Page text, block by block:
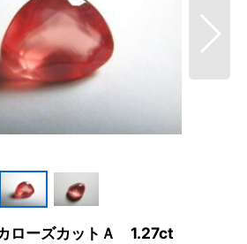
ローズカットＡ 1.27ct